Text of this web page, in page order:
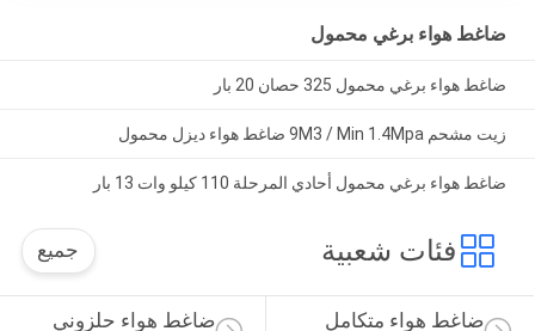
ضاغط هواء برغي محمول
ضاغط هواء برغي محمول 325 حصان 20 بار
زيت مشحم 9M3 / Min 1.4Mpa ضاغط هواء ديزل محمول
ضاغط هواء برغي محمول أحادي المرحلة 110 كيلو وات 13 بار
فئات شعبية جميع
ضاغط هواء حلزوني ضاغط هواء متكامل